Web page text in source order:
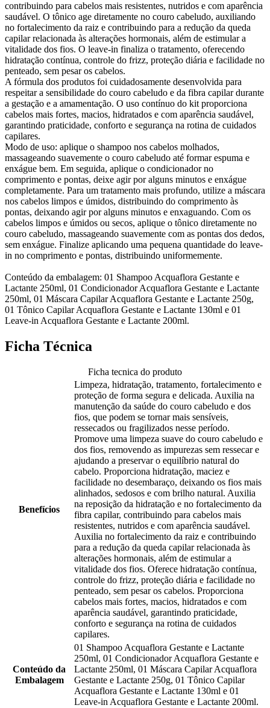
contribuindo para cabelos mais resistentes, nutridos e com aparência
saudável. O tônico age diretamente no couro cabeludo, auxiliando
no fortalecimento da raiz e contribuindo para a redução da queda
capilar relacionada às alterações hormonais, além de estimular a
vitalidade dos fios. O leave-in finaliza o tratamento, oferecendo
hidratação contínua, controle do frizz, proteção diária e facilidade no
penteado, sem pesar os cabelos.
A fórmula dos produtos foi cuidadosamente desenvolvida para
respeitar a sensibilidade do couro cabeludo e da fibra capilar durante
a gestação e a amamentação. O uso contínuo do kit proporciona
cabelos mais fortes, macios, hidratados e com aparência saudável,
garantindo praticidade, conforto e segurança na rotina de cuidados
capilares.
Modo de uso: aplique o shampoo nos cabelos molhados,
massageando suavemente o couro cabeludo até formar espuma e
enxágue bem. Em seguida, aplique o condicionador no
comprimento e pontas, deixe agir por alguns minutos e enxágue
completamente. Para um tratamento mais profundo, utilize a máscara
nos cabelos limpos e úmidos, distribuindo do comprimento às
pontas, deixando agir por alguns minutos e enxaguando. Com os
cabelos limpos e úmidos ou secos, aplique o tônico diretamente no
couro cabeludo, massageando suavemente com as pontas dos dedos,
sem enxágue. Finalize aplicando uma pequena quantidade do leave-
in no comprimento e pontas, distribuindo uniformemente.
Conteúdo da embalagem: 01 Shampoo Acquaflora Gestante e
Lactante 250ml, 01 Condicionador Acquaflora Gestante e Lactante
250ml, 01 Máscara Capilar Acquaflora Gestante e Lactante 250g,
01 Tônico Capilar Acquaflora Gestante e Lactante 130ml e 01
Leave-in Acquaflora Gestante e Lactante 200ml.
Ficha Técnica
Ficha tecnica do produto
Benefícios
Limpeza, hidratação, tratamento, fortalecimento e
proteção de forma segura e delicada. Auxilia na
manutenção da saúde do couro cabeludo e dos
fios, que podem se tornar mais sensíveis,
ressecados ou fragilizados nesse período.
Promove uma limpeza suave do couro cabeludo e
dos fios, removendo as impurezas sem ressecar e
ajudando a preservar o equilíbrio natural do
cabelo. Proporciona hidratação, maciez e
facilidade no desembaraço, deixando os fios mais
alinhados, sedosos e com brilho natural. Auxilia
na reposição da hidratação e no fortalecimento da
fibra capilar, contribuindo para cabelos mais
resistentes, nutridos e com aparência saudável.
Auxilia no fortalecimento da raiz e contribuindo
para a redução da queda capilar relacionada às
alterações hormonais, além de estimular a
vitalidade dos fios. Oferece hidratação contínua,
controle do frizz, proteção diária e facilidade no
penteado, sem pesar os cabelos. Proporciona
cabelos mais fortes, macios, hidratados e com
aparência saudável, garantindo praticidade,
conforto e segurança na rotina de cuidados
capilares.
Conteúdo da
Embalagem
01 Shampoo Acquaflora Gestante e Lactante
250ml, 01 Condicionador Acquaflora Gestante e
Lactante 250ml, 01 Máscara Capilar Acquaflora
Gestante e Lactante 250g, 01 Tônico Capilar
Acquaflora Gestante e Lactante 130ml e 01
Leave-in Acquaflora Gestante e Lactante 200ml.